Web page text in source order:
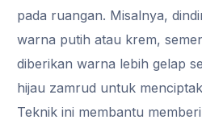
pada ruangan. Misalnya,
warna putih atau krem,
diberikan warna lebih gelap
hijau zamrud untuk
Teknik ini membantu